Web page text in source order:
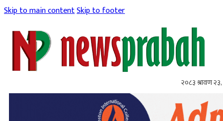
Skip to main contentSkip to footer
२०८३ श्रावण २३,